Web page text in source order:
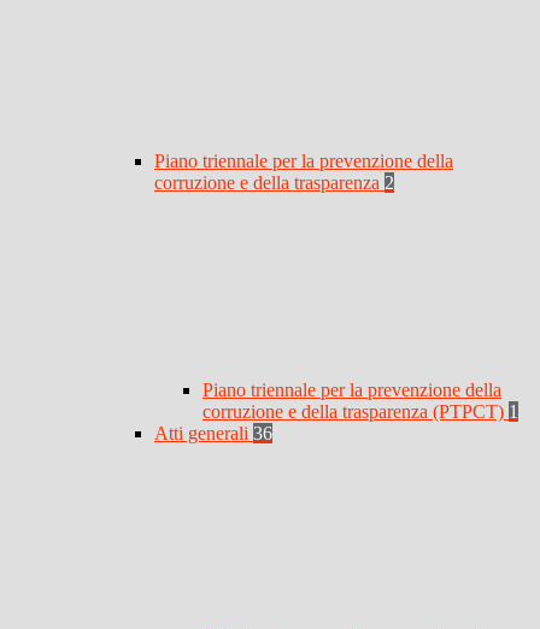
Piano triennale per la prevenzione della
corruzione e della trasparenza 2
Piano triennale per la prevenzione della
corruzione e della trasparenza (PTPCT) 1
Atti generali 36